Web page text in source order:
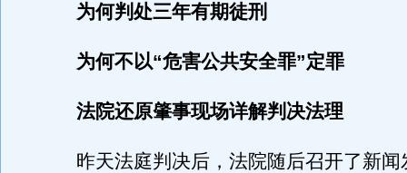
为何判处三年有期徒刑
为何不以“危害公共安全罪”定罪
法院还原肇事现场详解判决法理
昨天法庭判决后，法院随后召开了新闻